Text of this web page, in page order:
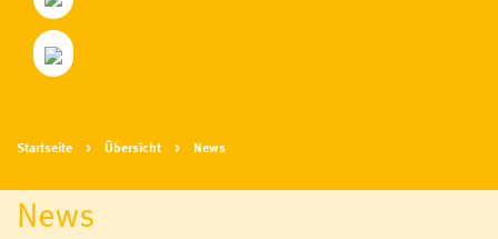
Startseite Übersicht News
News